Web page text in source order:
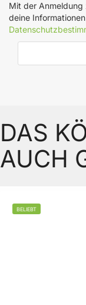
Mit der
deine
DAS
AUCH
BELIEBT